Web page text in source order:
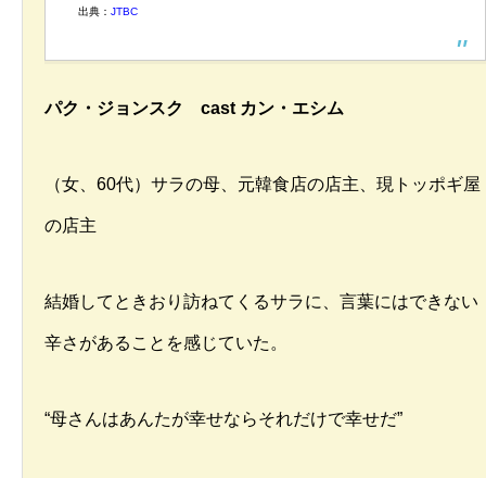
出典： JTBC
パク・ジョンスク cast カン・エシム
（女、60代）サラの母、元韓食店の店主、現トッポギ屋
の店主
結婚してときおり訪ねてくるサラに、言葉にはできない
辛さがあることを感じていた。
“母さんはあんたが幸せならそれだけで幸せだ”